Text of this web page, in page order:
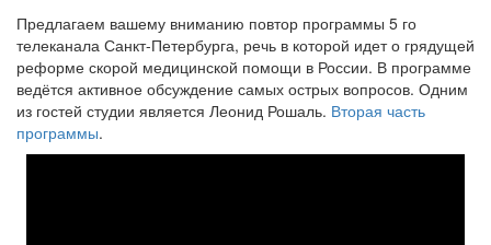
Предлагаем вашему вниманию повтор программы 5 го
телеканала Санкт-Петербурга, речь в которой идет о грядущей
реформе скорой медицинской помощи в России. В программе
ведётся активное обсуждение самых острых вопросов. Одним
из гостей студии является Леонид Рошаль. Вторая часть
программы.